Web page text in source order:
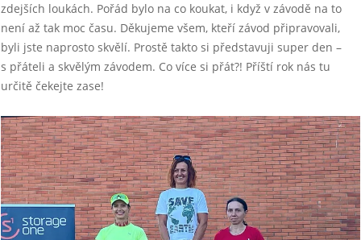
zdejších loukách. Pořád bylo na co koukat, i když v závodě na to
není až tak moc času. Děkujeme všem, kteří závod připravovali,
byli jste naprosto skvělí. Prostě takto si představuji super den –
s přáteli a skvělým závodem. Co více si přát?! Příští rok nás tu
určitě čekejte zase!